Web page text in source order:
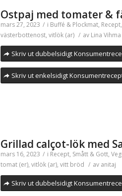
Ostpaj med tomater &
mars 27, 2023 / i Buffé & Plockmat, Recept,
västerbottenost, vitlök (ar) / av Lina Vihma
Skriv ut dubbelsidigt
Skriv ut enkelsidigt
Grillad calçot-lök med
mars 16, 2023 / i Recept, Smått & Gott,
tomat (er), vitlök (ar), vitt bröd / av anitaj
Skriv ut dubbelsidigt